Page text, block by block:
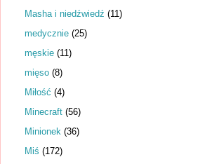
Masha i niedźwiedź (11)
medycznie (25)
męskie (11)
mięso (8)
Miłość (4)
Minecraft (56)
Minionek (36)
Miś (172)